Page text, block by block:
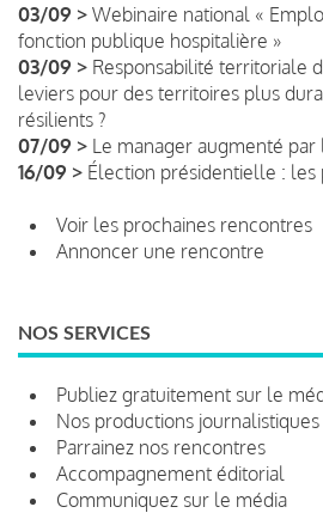
03/09 > Webinaire national «
fonction publique hospitalière »
03/09 > Responsabilité territoriale
leviers pour des territoires plus
résilients ?
07/09 > Le manager augmenté par
16/09 > Élection présidentielle : les
Voir les prochaines rencontres
Annoncer une rencontre
NOS SERVICES
Publiez gratuitement sur le
Nos productions
Parrainez nos rencontres
Accompagnement éditorial
Communiquez sur le média